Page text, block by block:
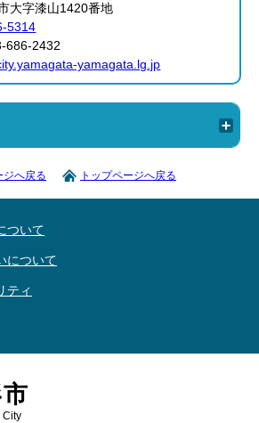
大字漆山1420番地
5314
686-2432
yamagata.lg.jp
ジへ戻る トップページへ戻る
ついて
について
ティ
City